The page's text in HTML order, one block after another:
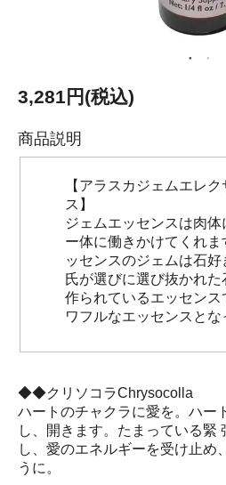
3,281円(税込)
商品説明
【アラスカジェムエレ
ス】
ジェムエッセンスは肉
ー体に働きかけてくれま
ッセンスのジェムは石
氏が選びに選び抜かれた
作られているエッセン
ワフルなエッセンスとな
◆◆クリソコラChrysocolla
ハートのチャクラに愛を。ハー
し、開きます。たまっている緊
し、愛のエネルギーを受け止め
うに。